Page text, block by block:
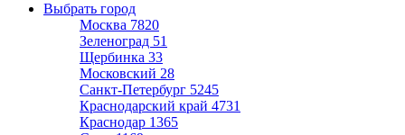
Выбрать город
Москва 7820
Зеленоград 51
Щербинка 33
Московский 28
Санкт-Петербург 5245
Краснодарский край 4731
Краснодар 1365